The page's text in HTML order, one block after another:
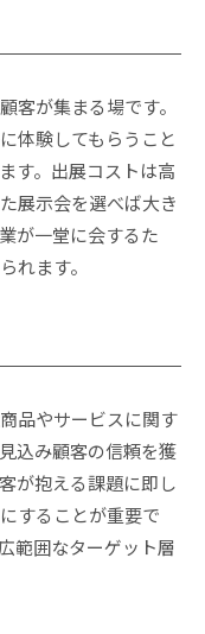
客が集まる場です。
体験してもらうこと
す。出展コストは高
展示会を選べば大き
が一堂に会するた
れます。
品やサービスに関す
込み顧客の信頼を獲
が抱える課題に即し
することが重要で
範囲なターゲット層